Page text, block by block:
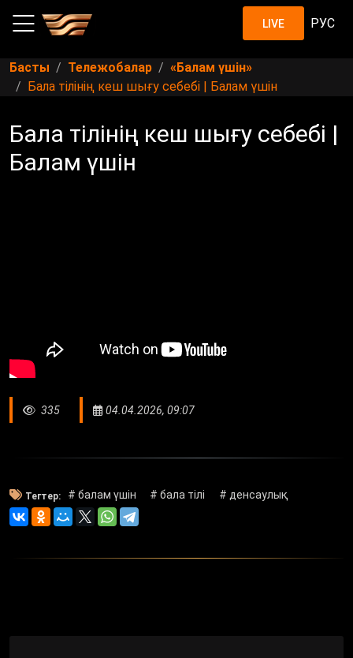
LIVE РУС
Басты Тележобалар
«Балам үшін»
Бала тілінің кеш шығу себебі | Балам үшін
Бала тілінің кеш шығу себебі |
Балам үшін
335 04.04.2026, 09:07
Тегтер: # балам үшін # бала тілі # денсаулық